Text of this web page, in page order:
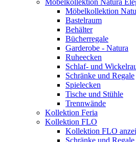
Möbelkollektion Natura
Möbelkollektion
Bastelraum
Behälter
Bücherregale
Garderobe - Natura
Ruheecken
Schlaf- und
Schränke und Regale
Spielecken
Tische und Stühle
Trennwände
Kollektion Feria
Kollektion FLO
Kollektion FLO
Schränke und